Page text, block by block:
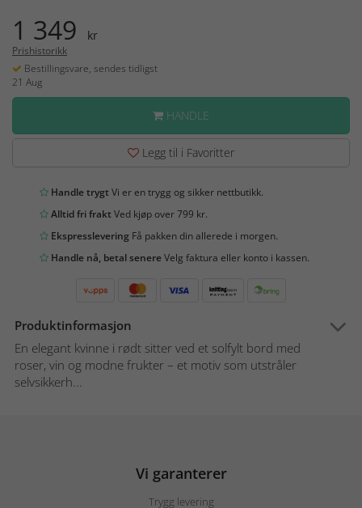
1 349 kr
Prishistorikk
Bestillingsvare, sendes tidligst
21 Aug
HANDLE
Legg til i Favoritter
Handle trygtVi er en trygg og sikker nettbutikk.
Alltid fri fraktVed kjøp over 799 kr.
Ekspresslevering Få pakken din allerede i morgen.
Handle nå, betal senereVelg faktura eller konto i kassen.
Produktinformasjon
En elegant kvinne i rødt sitter ved et solfylt bord med
roser, vin og modne frukter – et motiv som utstråler
selvsikkerh...
Vi garanterer
Trygg levering